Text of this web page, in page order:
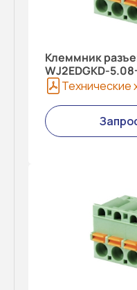
Клеммник
WJ2EDGKD-
Технические